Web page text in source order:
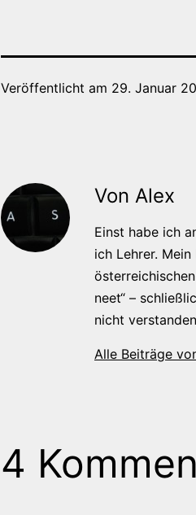
Veröffentlicht am 29. Januar
Von Alex
Einst habe ich
ich Lehrer.
neet“ –
nicht
Alle Beiträge
4